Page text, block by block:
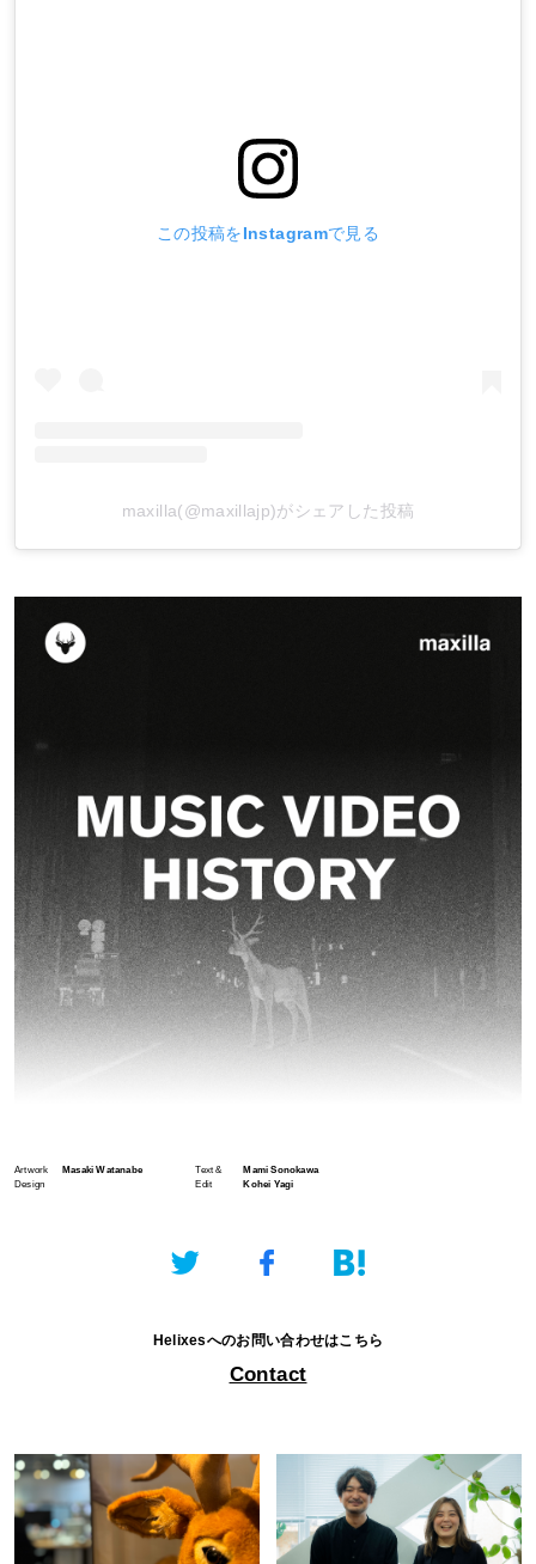
この投稿をInstagramで見る
maxilla(@maxillajp)がシェアした投稿
Artwork
Design
Masaki Watanabe
Text &
Edit
Mami Sonokawa
Kohei Yagi
Helixesへのお問い合わせはこちら
Contact